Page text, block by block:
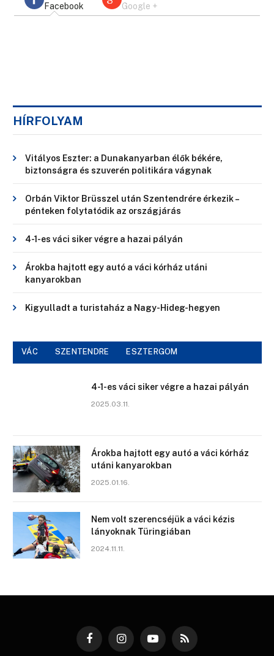
Facebook Google +
HÍRFOLYAM
Vitályos Eszter: a Dunakanyarban élők békére,
biztonságra és szuverén politikára vágynak
Orbán Viktor Brüsszel után Szentendrére érkezik –
pénteken folytatódik az országjárás
4-1-es váci siker végre a hazai pályán
Árokba hajtott egy autó a váci kórház utáni
kanyarokban
Kigyulladt a turistaház a Nagy-Hideg-hegyen
VÁC SZENTENDRE ESZTERGOM
4-1-es váci siker végre a hazai pályán
2025.03.11.
Árokba hajtott egy autó a váci kórház
utáni kanyarokban
2025.01.16.
Nem volt szerencséjük a váci kézis
lányoknak Türingiában
2024.11.11.
FacebookInstagramYouTubeRSS